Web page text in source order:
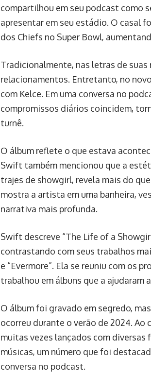
compartilhou em seu podcast como
apresentar em seu estádio. O casal
dos Chiefs no Super Bowl,
Tradicionalmente, nas letras de
relacionamentos. Entretanto, no
com Kelce. Em uma conversa no
compromissos diários coincidem,
turnê.
O álbum reflete o que estava
Swift também mencionou que a
trajes de showgirl, revela mais do
mostra a artista em uma banheira,
narrativa mais profunda.
Swift descreve “The Life of a
contrastando com seus trabalhos
e “Evermore”. Ela se reuniu com os
trabalhou em álbuns que a ajudaram
O álbum foi gravado em segredo,
ocorreu durante o verão de 2024. Ao
muitas vezes lançados com diversas
músicas, um número que foi
conversa no podcast.